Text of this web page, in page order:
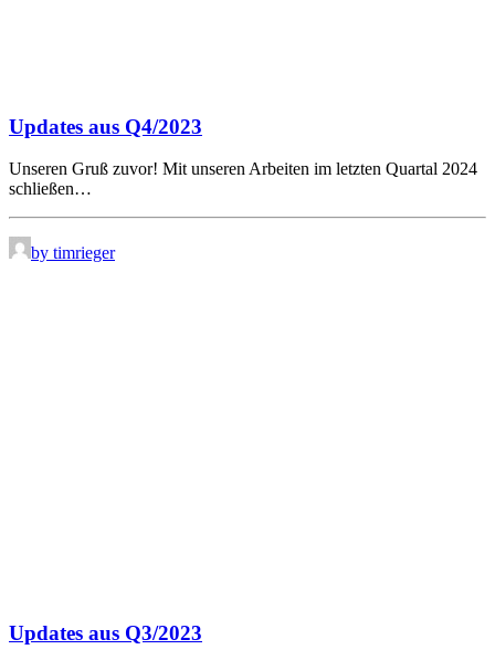
Updates aus Q4/2023
Unseren Gruß zuvor! Mit unseren Arbeiten im letzten Quartal 2024
schließen…
by timrieger
Updates aus Q3/2023